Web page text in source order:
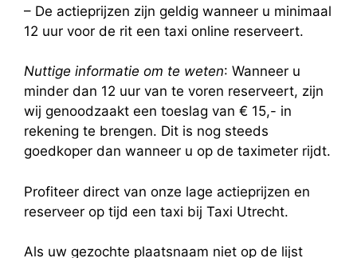
– De actieprijzen zijn geldig wanneer u minimaal
12 uur voor de rit een taxi online reserveert.
Nuttige informatie om te weten: Wanneer u
minder dan 12 uur van te voren reserveert, zijn
wij genoodzaakt een toeslag van € 15,- in
rekening te brengen. Dit is nog steeds
goedkoper dan wanneer u op de taximeter rijdt.
Profiteer direct van onze lage actieprijzen en
reserveer op tijd een taxi bij Taxi Utrecht.
Als uw gezochte plaatsnaam niet op de lijst